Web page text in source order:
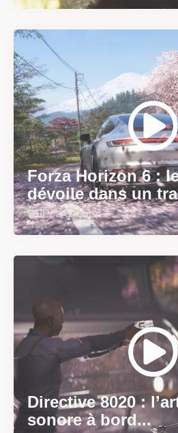
Forza Horizon 6 :
dévoile dans un
Il y a 3 mois
Directive 8020 :
sonore à bord...